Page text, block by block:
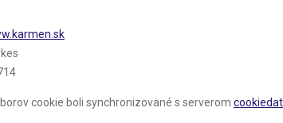
cookie boli synchronizované s serverom